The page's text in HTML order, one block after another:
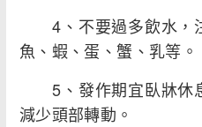
4、不要過多飲水，
魚、蝦、蛋、蟹、乳等。
5、發作期宜臥牀休
減少頭部轉動。